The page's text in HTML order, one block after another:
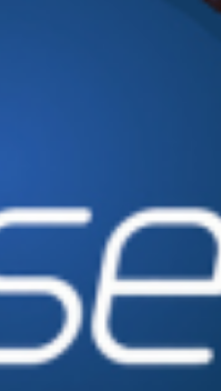
Llanogas
servicio
municipio
Llanogas S.A. E.S.P. BIC
municipio de Restrepo, en el
2:19 p.m. del día de hoy lunes,